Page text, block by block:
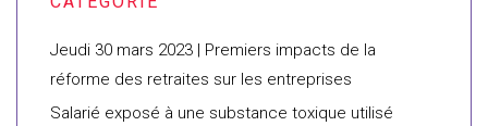
Jeudi 30 mars 2023 | Premiers impacts de la
réforme des retraites sur les entreprises
Salarié exposé à une substance toxique utilisé